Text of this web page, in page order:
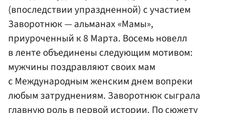
(впоследствии упраздненной) с участием
Заворотнюк — альманах «Мамы»,
приуроченный к 8 Марта. Восемь новелл
в ленте объединены следующим мотивом:
мужчины поздравляют своих мам
с Международным женским днем вопреки
любым затруднениям. Заворотнюк сыграла
главную роль в первой истории. По сюжету